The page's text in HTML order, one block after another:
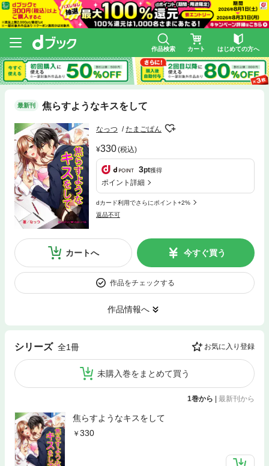
作品検索 カート はじめての方へ
最新刊 焦らすようなキスをして
なっつ たまごぱん
330(税込)
3pt獲得
ポイント詳細
dカード利用でさらにポイント+2%
返品不可
カートへ 今すぐ買う
作品をチェックする
作品情報へ
シリーズ 全1冊 お気に入り登録
未購入巻をまとめて買う
1巻から | 最新刊から
焦らすようなキスをして
330